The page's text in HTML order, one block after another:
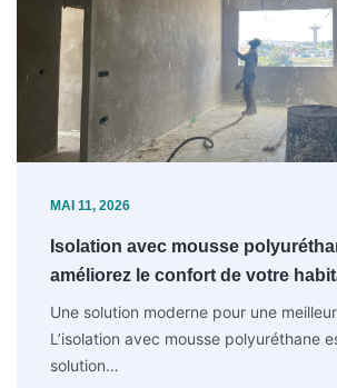
MAI 11, 2026
Isolation avec mousse
améliorez le confort de votre
Une solution moderne pour une
L’isolation avec mousse polyuréthane
solution…